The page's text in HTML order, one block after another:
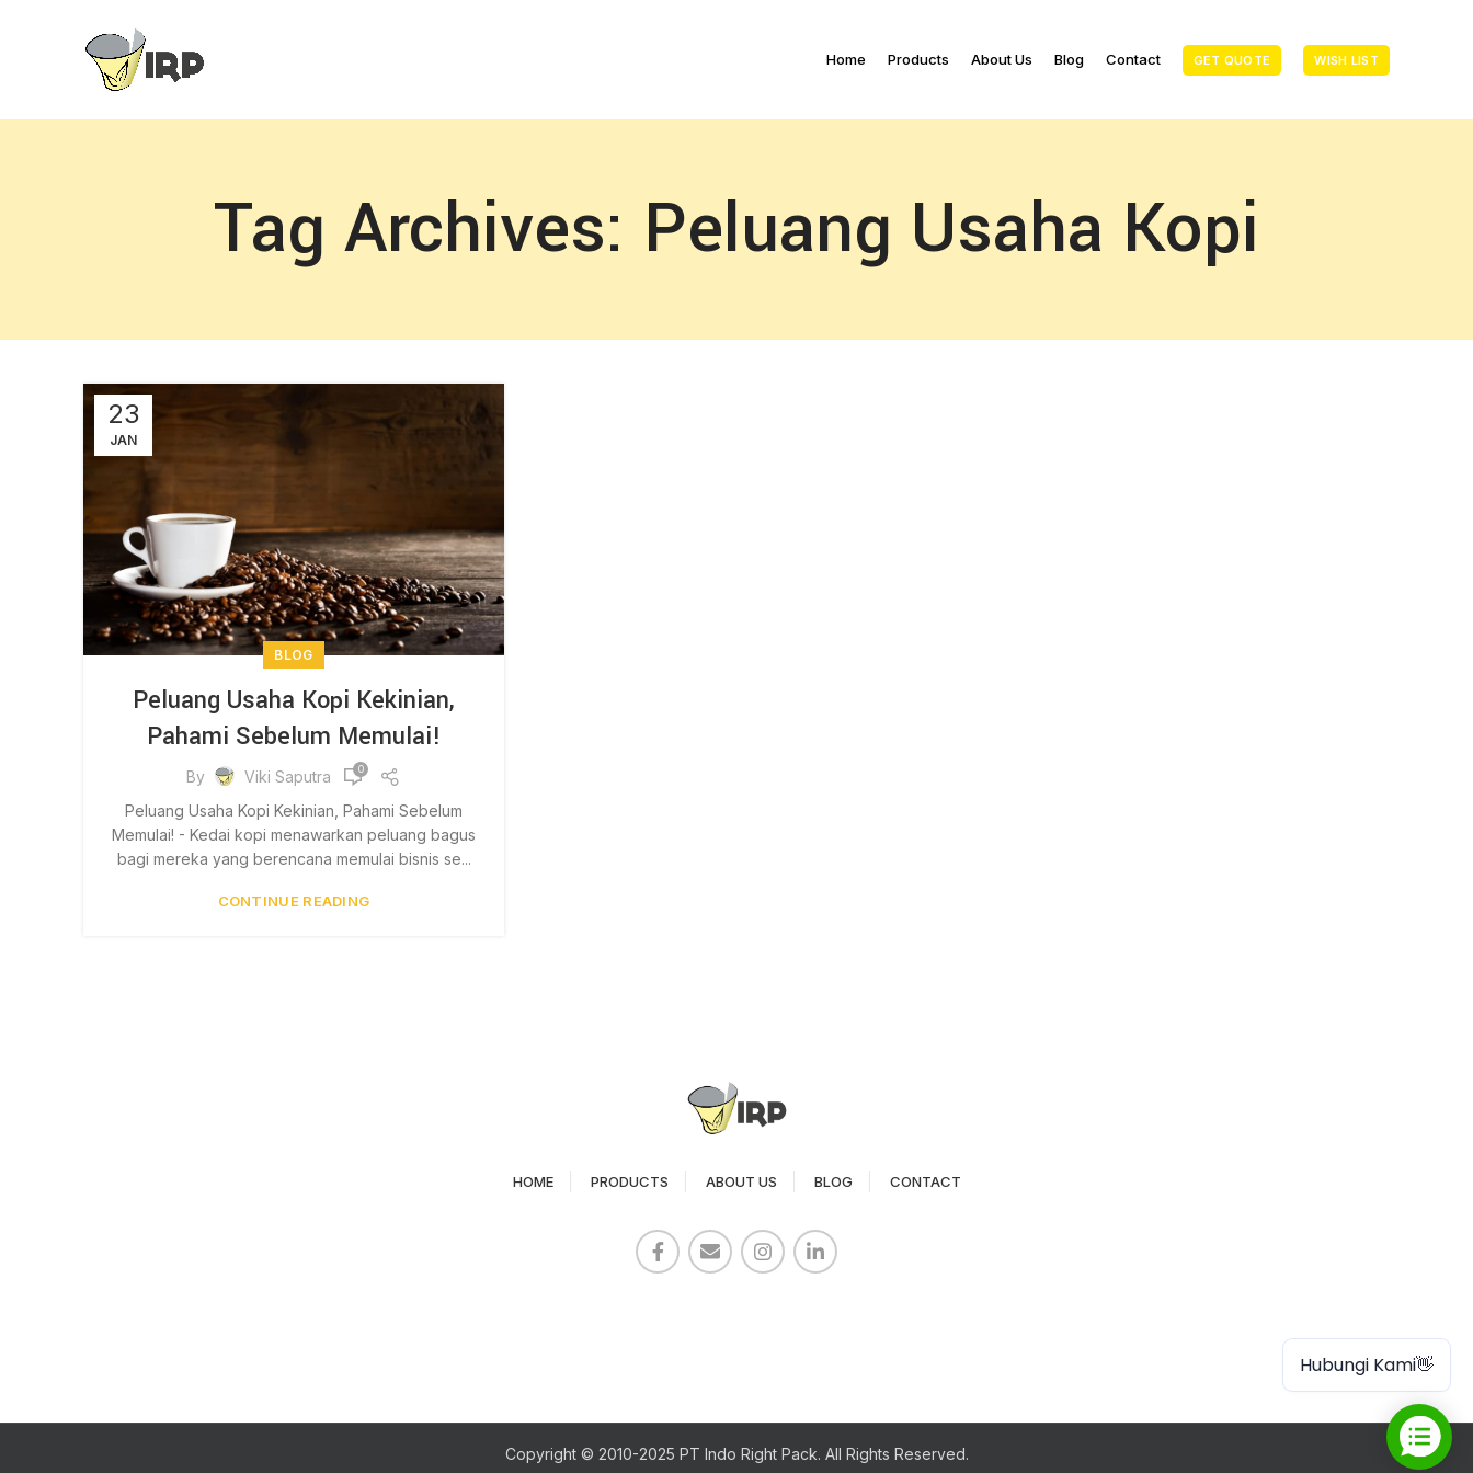
Home Products About Us Blog Contact GET QUOTE WISH LIST
Tag Archives: Peluang Usaha Kopi
23
JAN
BLOG
Peluang Usaha Kopi Kekinian,
Pahami Sebelum Memulai!
By Viki Saputra 0
Peluang Usaha Kopi Kekinian, Pahami Sebelum
Memulai! - Kedai kopi menawarkan peluang bagus
bagi mereka yang berencana memulai bisnis se...
CONTINUE READING
HOME PRODUCTS ABOUT US BLOG CONTACT
Copyright © 2010-2025 PT Indo Right Pack. All Rights Reserved.
Hubungi Kami👋